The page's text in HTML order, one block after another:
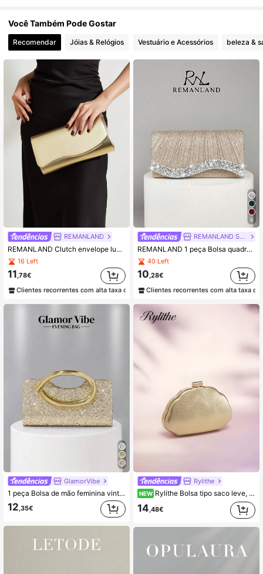
Você Também Pode Gostar
Recomendar Jóias & Relógios Vestuário e Acessórios beleza &
REMANLAND
REMANLAND Clutch envelope luxuosa e elegante em PU metálico, feita de tecido PU brilhante, com design de aba ondulada e corte clássico de envelope. Este é um acessório sofisticado e glamoroso, perfeito para festas à noite, ocasiões formais e encontros românticos, um presente ideal para mulheres que adoram um estilo elegante.
16 Left
11,78€
Clientes recorrentes com alta taxa de retorno
GlamorVibe
1 peça Bolsa de mão feminina vintage com pega de metal, bolsa de caixa de luxo elegante com brilho de strass, lantejoulas e detalhe em metal, com alça transversal de corrente de metal removível, adequada para casamento, festa, baile, discoteca, ocasiões formais, conjunto de vestido de noite, carteira dourada
12,35€
6
REMANLAND STORES
REMANLAND 1 peça Bolsa quadrada dobrável com corrente, lantejoulas e brilho para mulher, perfeita para casamentos, festas, jantares noturnos, bailes de finalistas e galas, combina perfeitamente com vestidos de noite, vestidos com lantejoulas e looks de festa de noiva, elegante e moderna
40 Left
10,28€
Clientes recorrentes com alta taxa
Rylithe
NEW Rylithe Bolsa tipo saco leve, estilo casual de negócios, com decoração em strass e design mini com cordão.
14,48€